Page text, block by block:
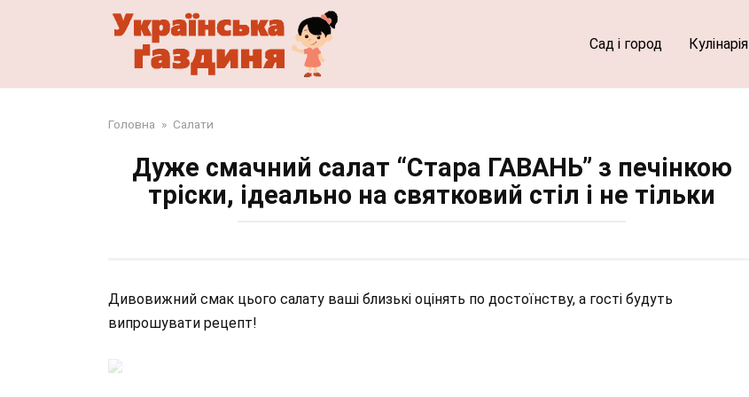
Сад і город Кулінарія
Головна » Салати
Дуже смачний салат “Стара ГАВАНЬ” з печінкою
тріски, ідеально на святковий стіл і не тільки
Дивовижний смак цього салату ваші близькі оцінять по достоїнству, а гості будуть
випрошувати рецепт!